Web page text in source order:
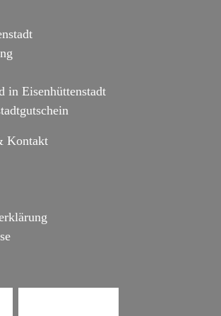
in Eisenhüttenstadt
Kontakt